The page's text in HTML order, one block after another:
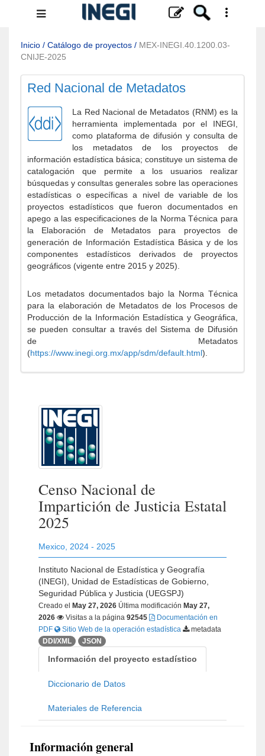
Menú
navegación
Inicio / Catálogo de proyectos / MEX-INEGI.40.1200.03-
CNIJE-2025
Red Nacional de Metadatos
La Red Nacional de Metadatos (RNM) es la
herramienta implementada por el INEGI,
como plataforma de difusión y consulta de
los metadatos de los proyectos de
información estadística básica; constituye un sistema de
catalogación que permite a los usuarios realizar
búsquedas y consultas generales sobre las operaciones
estadísticas o específicas a nivel de variable de los
proyectos estadísticos que fueron documentados en
apego a las especificaciones de la Norma Técnica para
la Elaboración de Metadatos para proyectos de
generación de Información Estadística Básica y de los
componentes estadísticos derivados de proyectos
geográficos (vigente entre 2015 y 2025).
Los metadatos documentados bajo la Norma Técnica
para la elaboración de Metadatos de los Procesos de
Producción de la Información Estadística y Geográfica,
se pueden consultar a través del Sistema de Difusión
de Metadatos
(https://www.inegi.org.mx/app/sdm/default.html).
Censo Nacional de
Impartición de Justicia Estatal
2025
Mexico 2024 - 2025
Instituto Nacional de Estadística y Geografía
(INEGI), Unidad de Estadísticas de Gobierno,
Seguridad Pública y Justicia (UEGSPJ)
Creado el May 27, 2026 Última modificación May 27,
2026
Visitas a la página 92545
Documentación en
PDF
Sitio Web de la operación estadística
metadata
DDI/XML
JSON
Información del proyecto estadístico
Diccionario de Datos
Materiales de Referencia
Información general